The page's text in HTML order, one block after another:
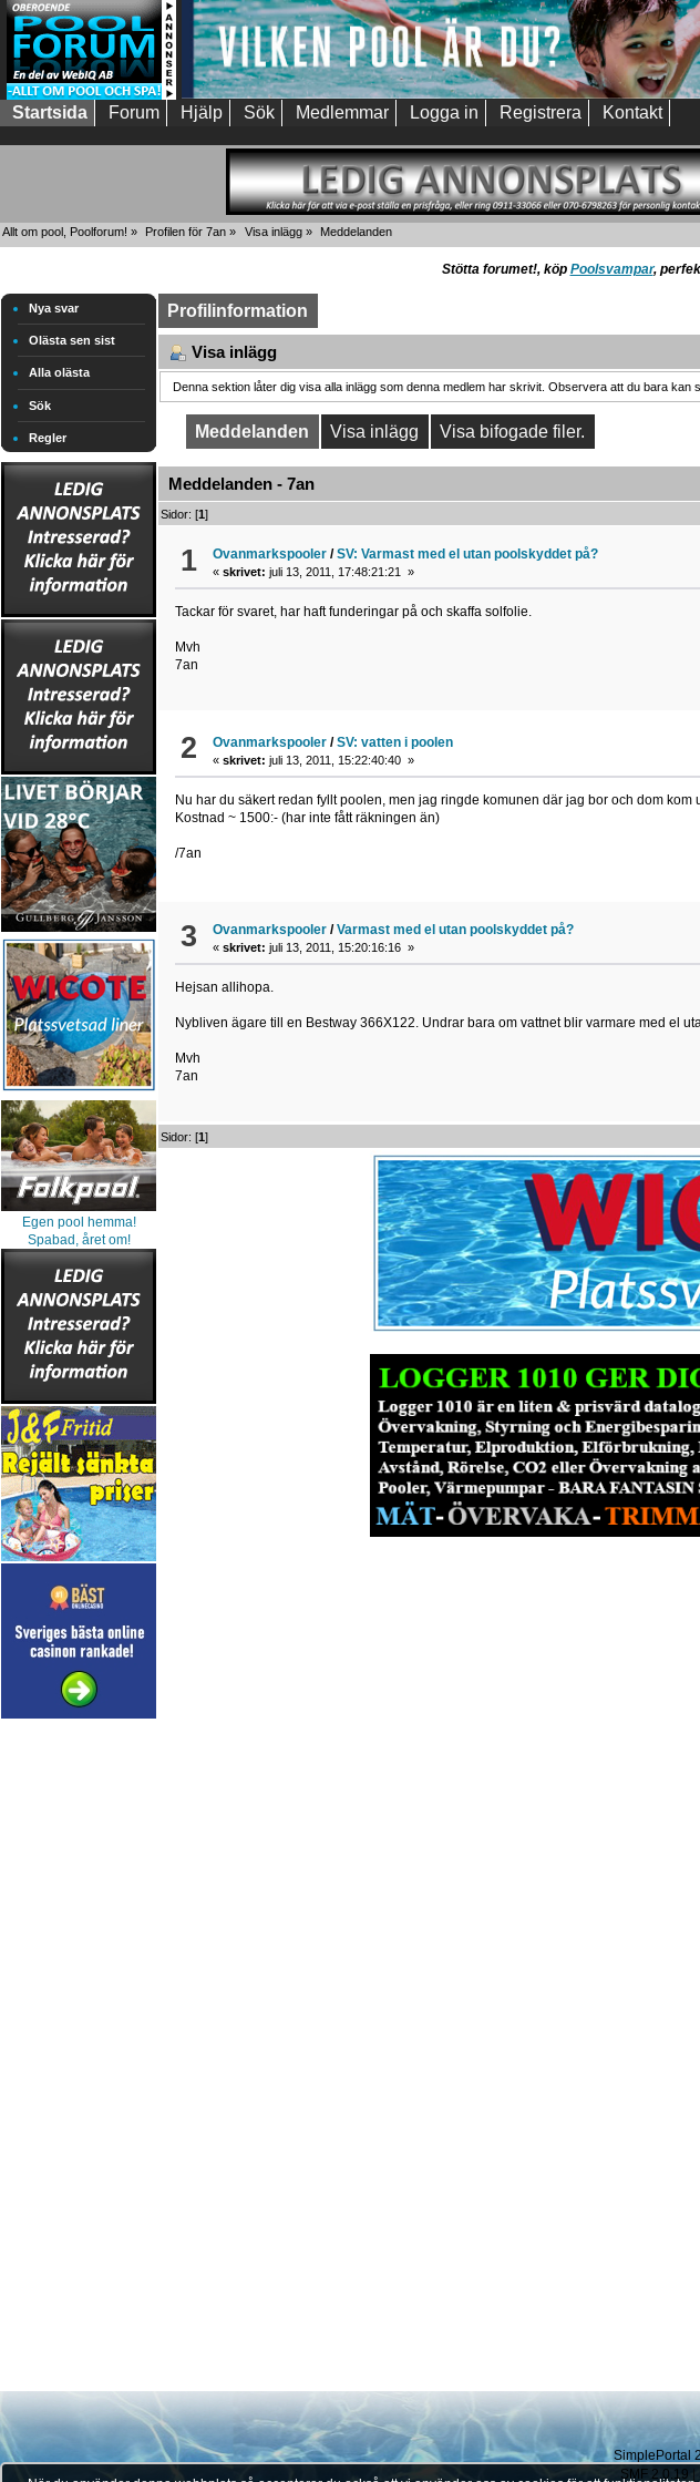
Startsida Forum Hjälp Sök Medlemmar Logga in Registrera Kontakt
Allt om pool, Poolforum! » Profilen för 7an » Visa inlägg» Meddelanden
Stötta forumet!, köp Poolsvampar,
Nya svar
Olästa sen sist
Alla olästa
Sök
Regler
Egen pool hemma!
Spabad, året om!
Profilinformation
Visa inlägg
Denna sektion låter dig visa alla inlägg som denna medlem har skrivit. Observera att du bara kan
Meddelanden Visa inlägg Visa bifogade filer.
Meddelanden - 7an
Sidor: [1]
1 Ovanmarkspooler /SV: Varmast med el utan poolskyddet på?
«skrivet: juli 13, 2011, 17:48:21:21 »
Tackar för svaret, har haft funderingar på och skaffa solfolie.
Mvh
7an
2 Ovanmarkspooler /SV: vatten i poolen
«skrivet: juli 13, 2011, 15:22:40:40 »
Nu har du säkert redan fyllt poolen, men jag ringde komunen där jag bor och dom kom
Kostnad ~ 1500:- (har inte fått räkningen än)
/7an
3 Ovanmarkspooler /Varmast med el utan poolskyddet på?
«skrivet: juli 13, 2011, 15:20:16:16 »
Hejsan allihopa.
Nybliven ägare till en Bestway 366X122. Undrar bara om vattnet blir varmare med el
Mvh
7an
Sidor: [1]
SimplePortal
SMF 2.0.19